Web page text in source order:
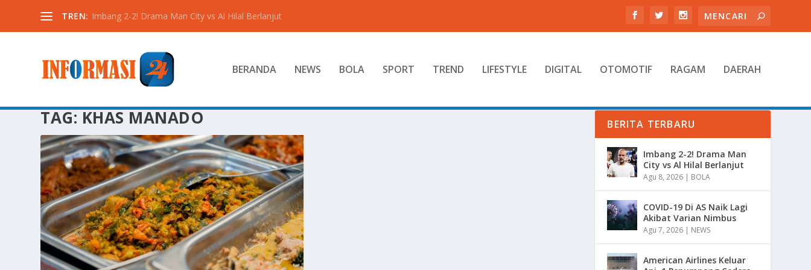
TREN: Imbang 2-2! Drama Man City vs Al Hilal Berlanjut
BERANDA NEWS BOLA SPORT TREND LIFESTYLE DIGITAL OTOMOTIF RAGAM DAERAH
TAG: KHAS MANADO BERITA TERBARU
Imbang 2-2! Drama Man
City vs Al Hilal Berlanjut
Agu 8, 2026 | BOLA
COVID-19 Di AS Naik Lagi
Akibat Varian Nimbus
Agu 7, 2026 | NEWS
American Airlines Keluar